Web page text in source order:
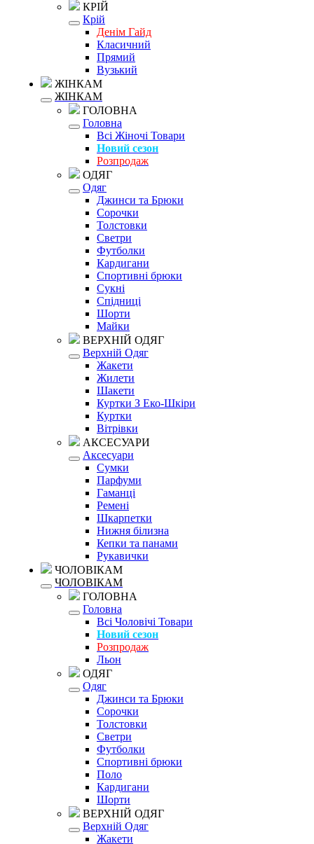
КРІЙ
Крій
Денім Гайд
Класичний
Прямий
Вузький
ЖІНКАМ
ЖІНКАМ
ГОЛОВНА
Головна
Всі Жіночі Товари
Новий сезон
Розпродаж
ОДЯГ
Одяг
Джинси та Брюки
Сорочки
Толстовки
Светри
Футболки
Кардигани
Спортивні брюки
Сукні
Спідниці
Шорти
Майки
ВЕРХНІЙ ОДЯГ
Верхній Одяг
Жакети
Жилети
Шакети
Куртки З Еко-Шкіри
Куртки
Вітрівки
АКСЕСУАРИ
Аксесуари
Сумки
Парфуми
Гаманці
Ремені
Шкарпетки
Нижня білизна
Кепки та панами
Рукавички
ЧОЛОВІКАМ
ЧОЛОВІКАМ
ГОЛОВНА
Головна
Всі Чоловічі Товари
Новий сезон
Розпродаж
Льон
ОДЯГ
Одяг
Джинси та Брюки
Сорочки
Толстовки
Светри
Футболки
Спортивні брюки
Поло
Кардигани
Шорти
ВЕРХНІЙ ОДЯГ
Верхній Одяг
Жакети